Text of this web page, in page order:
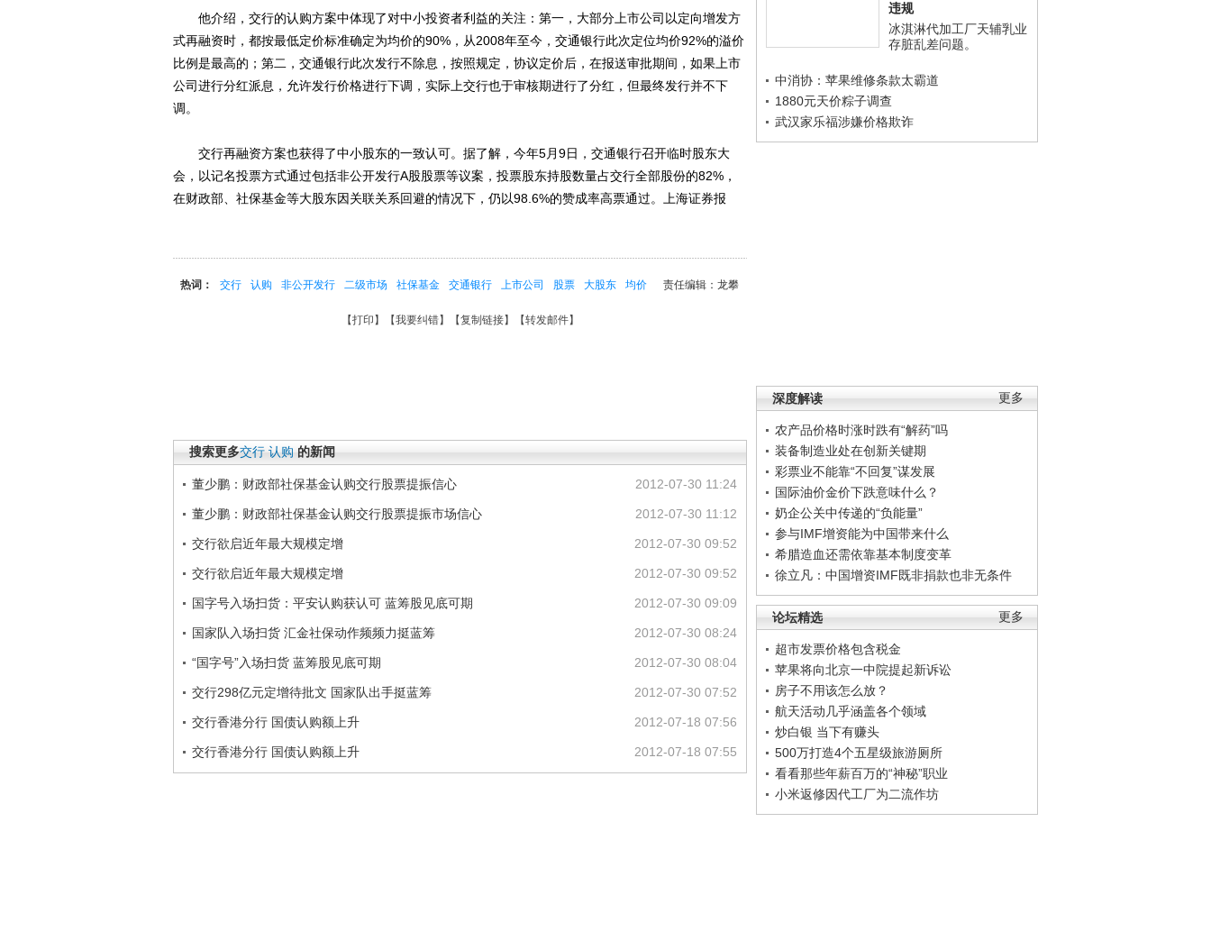
违规
冰淇淋代加工厂天辅乳业
存脏乱差问题。
中消协：苹果维修条款太霸道
1880元天价粽子调查
武汉家乐福涉嫌价格欺诈
更多
深度解读
农产品价格时涨时跌有“解药”吗
装备制造业处在创新关键期
彩票业不能靠“不回复”谋发展
国际油价金价下跌意味什么？
奶企公关中传递的“负能量”
参与IMF增资能为中国带来什么
希腊造血还需依靠基本制度变革
徐立凡：中国增资IMF既非捐款也非无条件
更多
论坛精选
超市发票价格包含税金
苹果将向北京一中院提起新诉讼
房子不用该怎么放？
航天活动几乎涵盖各个领域
炒白银 当下有赚头
500万打造4个五星级旅游厕所
看看那些年薪百万的“神秘”职业
小米返修因代工厂为二流作坊
他介绍，交行的认购方案中体现了对中小投资者利益的关注：第一，大部分上市公司以定向增发方
式再融资时，都按最低定价标准确定为均价的90%，从2008年至今，交通银行此次定位均价92%的溢价
比例是最高的；第二，交通银行此次发行不除息，按照规定，协议定价后，在报送审批期间，如果上市
公司进行分红派息，允许发行价格进行下调，实际上交行也于审核期进行了分红，但最终发行并不下
调。
交行再融资方案也获得了中小股东的一致认可。据了解，今年5月9日，交通银行召开临时股东大
会，以记名投票方式通过包括非公开发行A股股票等议案，投票股东持股数量占交行全部股份的82%，
在财政部、社保基金等大股东因关联关系回避的情况下，仍以98.6%的赞成率高票通过。上海证券报
责任编辑：龙攀
热词： 交行 认购 非公开发行 二级市场 社保基金 交通银行 上市公司 股票 大股东 均价
【打印 】【我要纠错】【复制链接】【转发邮件】
搜索更多交行 认购 的新闻
2012-07-30 11:24
董少鹏：财政部社保基金认购交行股票提振信心
2012-07-30 11:12
董少鹏：财政部社保基金认购交行股票提振市场信心
2012-07-30 09:52
交行欲启近年最大规模定增
2012-07-30 09:52
交行欲启近年最大规模定增
2012-07-30 09:09
国字号入场扫货：平安认购获认可 蓝筹股见底可期
2012-07-30 08:24
国家队入场扫货 汇金社保动作频频力挺蓝筹
2012-07-30 08:04
“国字号”入场扫货 蓝筹股见底可期
2012-07-30 07:52
交行298亿元定增待批文 国家队出手挺蓝筹
2012-07-18 07:56
交行香港分行 国债认购额上升
2012-07-18 07:55
交行香港分行 国债认购额上升